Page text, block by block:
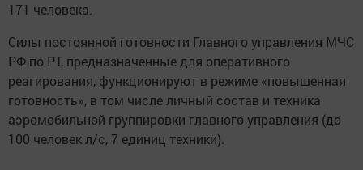
171 человека.
Силы постоянной готовности Главного управления МЧС
РФ по РТ, предназначенные для оперативного
реагирования, функционируют в режиме «повышенная
готовность», в том числе личный состав и техника
аэромобильной группировки главного управления (до
100 человек л/с, 7 единиц техники).